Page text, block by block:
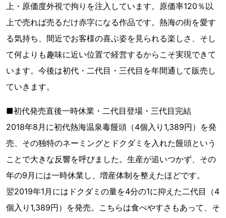
上・原価度外視で拘りを注入しています。原価率120％以
上で売れば売るだけ赤字になる作品です。熱海の街を愛す
る気持ち、間近でお客様の喜ぶ姿を見られる楽しさ、そし
て何よりも趣味に近い位置で経営するからこそ実現できて
います。今後は初代・二代目・三代目を年間通して販売し
ていきます。
■初代発売直後一時休業・二代目登場・三代目完結
2018年8月に初代熱海温泉毒饅頭（4個入り1,389円）を発
売、その独特のネーミングとドクダミを入れた饅頭という
ことで大きな反響を呼びました。生産が追いつかず、その
年の9月には一時休業し、増産体制を整えたほどです。
翌2019年1月にはドクダミの量を4分の1に抑えた二代目（4
個入り1,389円）を発売。こちらは食べやすさもあって、そ